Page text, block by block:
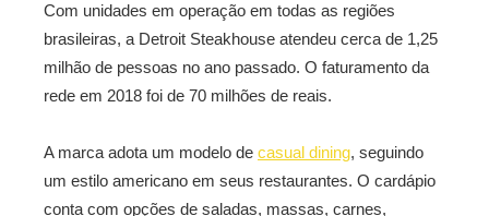
Com unidades em operação em todas as regiões
brasileiras, a Detroit Steakhouse atendeu cerca de 1,25
milhão de pessoas no ano passado. O faturamento da
rede em 2018 foi de 70 milhões de reais.
A marca adota um modelo de casual dining, seguindo
um estilo americano em seus restaurantes. O cardápio
conta com opções de saladas, massas, carnes,